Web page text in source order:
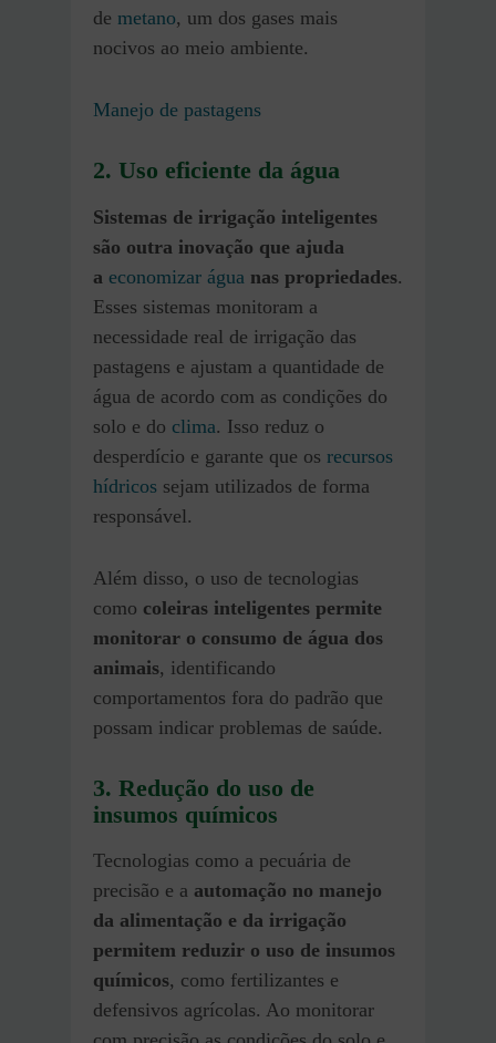
de metano, um dos gases mais
nocivos ao meio ambiente.
Manejo de pastagens
2. Uso eficiente da água
Sistemas de irrigação inteligentes
são outra inovação que ajuda
a economizar água nas propriedades.
Esses sistemas monitoram a
necessidade real de irrigação das
pastagens e ajustam a quantidade de
água de acordo com as condições do
solo e do clima. Isso reduz o
desperdício e garante que os recursos
hídricos sejam utilizados de forma
responsável.
Além disso, o uso de tecnologias
como coleiras inteligentes permite
monitorar o consumo de água dos
animais, identificando
comportamentos fora do padrão que
possam indicar problemas de saúde.
3. Redução do uso de
insumos químicos
Tecnologias como a pecuária de
precisão e a automação no manejo
da alimentação e da irrigação
permitem reduzir o uso de insumos
químicos, como fertilizantes e
defensivos agrícolas. Ao monitorar